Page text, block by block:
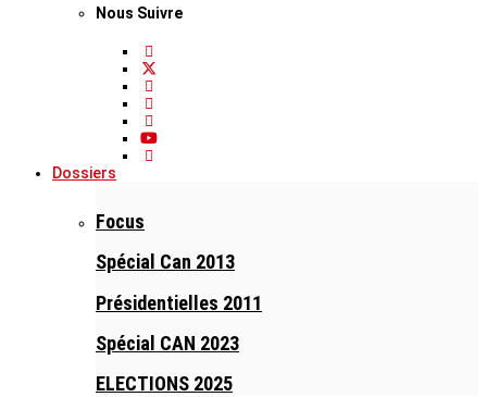
Nous Suivre
Dossiers
Focus
Spécial Can 2013
Présidentielles 2011
Spécial CAN 2023
ELECTIONS 2025